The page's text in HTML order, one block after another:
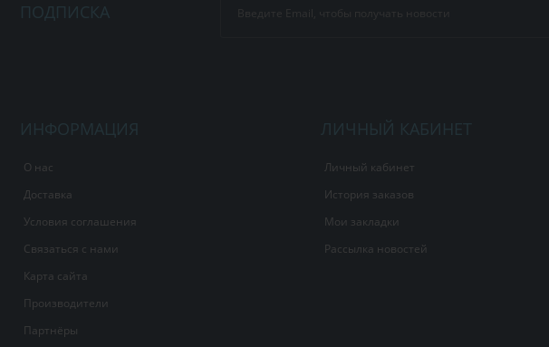
ПОДПИСКА
ИНФОРМАЦИЯ
О нас
Доставка
Условия соглашения
Связаться с нами
Карта сайта
Производители
Партнёры
ЛИЧНЫЙ КАБИНЕТ
Личный кабинет
История заказов
Мои закладки
Рассылка новостей